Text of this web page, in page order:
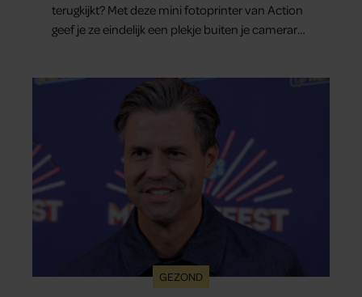
terugkijkt? Met deze mini fotoprinter van Action
geef je ze eindelijk een plekje buiten je camerarol.
GEZOND